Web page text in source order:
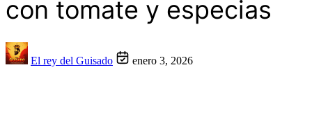
con tomate y especias
El rey del Guisado enero 3, 2026